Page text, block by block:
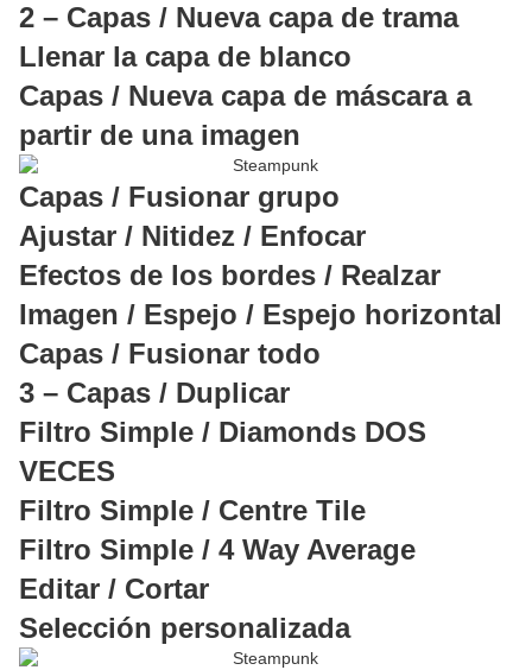
2 – Capas / Nueva capa de trama
Llenar la capa de blanco
Capas / Nueva capa de máscara a
partir de una imagen
Capas / Fusionar grupo
Ajustar / Nitidez / Enfocar
Efectos de los bordes / Realzar
Imagen / Espejo / Espejo horizontal
Capas / Fusionar todo
3 – Capas / Duplicar
Filtro Simple / Diamonds DOS
VECES
Filtro Simple / Centre Tile
Filtro Simple / 4 Way Average
Editar / Cortar
Selección personalizada